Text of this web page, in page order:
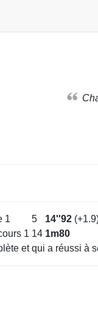
1 5 14''92
1 14 1m80
et qui a réussi à